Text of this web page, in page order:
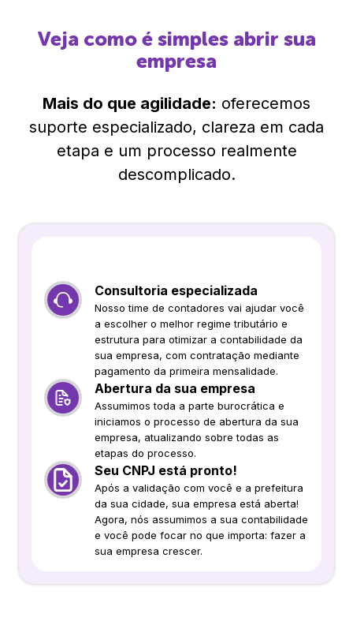
Veja como é simples abrir sua
empresa
Mais do que agilidade: oferecemos
suporte especializado, clareza em cada
etapa e um processo realmente
descomplicado.
Consultoria especializada
Nosso time de contadores vai ajudar você
a escolher o melhor regime tributário e
estrutura para otimizar a contabilidade da
sua empresa, com contratação mediante
pagamento da primeira mensalidade.
Abertura da sua empresa
Assumimos toda a parte burocrática e
iniciamos o processo de abertura da sua
empresa, atualizando sobre todas as
etapas do processo.
Seu CNPJ está pronto!
Após a validação com você e a prefeitura
da sua cidade, sua empresa está aberta!
Agora, nós assumimos a sua contabilidade
e você pode focar no que importa: fazer a
sua empresa crescer.